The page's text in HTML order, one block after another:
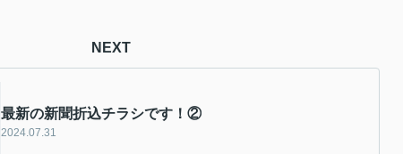
NEXT
最新の新聞折込チラシです！②
2024.07.31